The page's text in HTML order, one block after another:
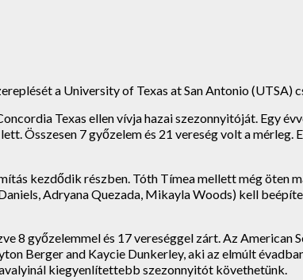
a University of Texas at San Antonio
Texas ellen vívja hazai szezonnyitóját.
Összesen 7 győzelem és 21 vereség volt a
kezdődik részben. Tóth Tímea mellett még öten
Adryana Quezada, Mikayla Woods) kell
8 győzelemmel és 17 vereséggel zárt. Az
Berger and Kaycie Dunkerley, aki az elmúlt
kiegyenlítettebb szezonnyitót követhetünk.